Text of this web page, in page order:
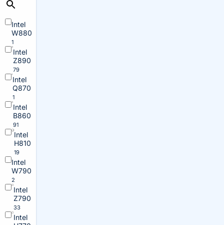
Intel
W880
1
Intel
Z890
79
Intel
Q870
1
Intel
B860
91
Intel
H810
19
Intel
W790
2
Intel
Z790
33
Intel